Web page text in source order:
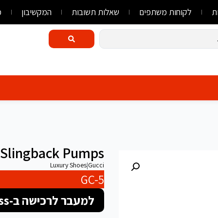
לקוחות משתפים שאלות תשובות המקשיבון
Pumps
Gucci
|
Luxury Shoes
GC-5
למעבר לרכישה ב-FlyLink/AliExpress